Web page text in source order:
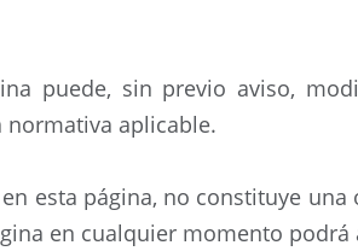
puede, sin previo aviso,
normativa aplicable.
esta página, no constituye
en cualquier momento podrá